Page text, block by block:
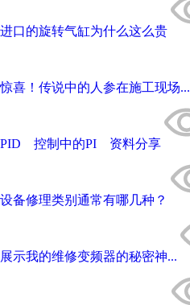
进口的旋转气缸为什么这么贵
惊喜！传说中的人参在施工现场...
PID 控制中的PI 资料分享
设备修理类别通常有哪几种？
展示我的维修变频器的秘密神...